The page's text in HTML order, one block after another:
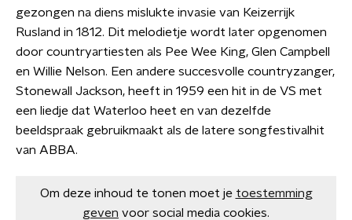
gezongen na diens mislukte invasie van Keizerrijk
Rusland in 1812. Dit melodietje wordt later opgenomen
door countryartiesten als Pee Wee King, Glen Campbell
en Willie Nelson. Een andere succesvolle countryzanger,
Stonewall Jackson, heeft in 1959 een hit in de VS met
een liedje dat Waterloo heet en van dezelfde
beeldspraak gebruikmaakt als de latere songfestivalhit
van ABBA.
Om deze inhoud te tonen moet je toestemming
geven voor social media cookies.